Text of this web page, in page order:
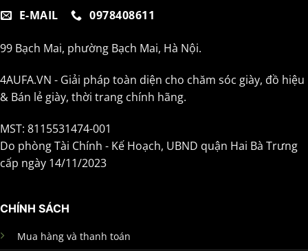
E-MAIL 0978408611
99 Bạch Mai, phường Bạch Mai, Hà Nội.
4AUFA.VN - Giải pháp toàn diện cho chăm sóc giày, đồ hiệu
& Bán lẻ giày, thời trang chính hãng.
MST: 8115531474-001
Do phòng Tài Chính - Kế Hoạch, UBND quận Hai Bà Trưng
cấp ngày 14/11/2023
CHÍNH SÁCH
Mua hàng và thanh toán